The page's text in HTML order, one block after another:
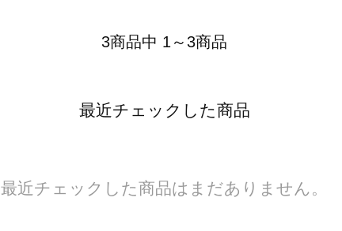
3商品中 1～3商品
最近チェックした商品
最近チェックした商品はまだありません。